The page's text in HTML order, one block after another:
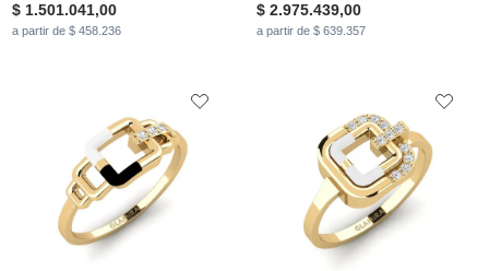
$ 1.501.041,00
a partir de $ 458.236
$ 2.975.439,00
a partir de $ 639.357